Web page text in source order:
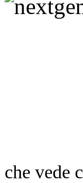
che vede